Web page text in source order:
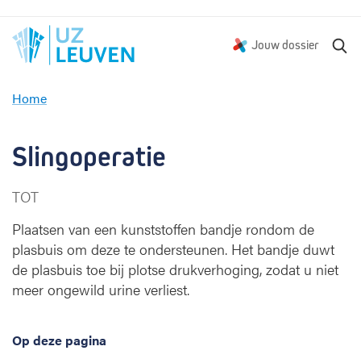
Jouw dossier
Home
n
e
r
a
t
Slingoperatie
TOT
Plaatsen van een kunststoffen bandje rondom de
plasbuis om deze te ondersteunen. Het bandje duwt
de plasbuis toe bij plotse drukverhoging, zodat u niet
meer ongewild urine verliest.
Op deze pagina